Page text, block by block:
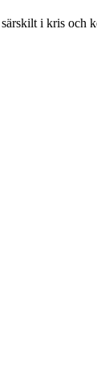
i kris och